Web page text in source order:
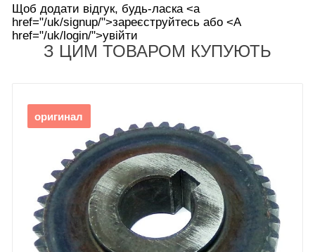
Щоб додати відгук, будь-ласка <а
href="/uk/signup/">зареєструйтесь або <А
href="/uk/login/">увійти
З ЦИМ ТОВАРОМ КУПУЮТЬ
оригинал